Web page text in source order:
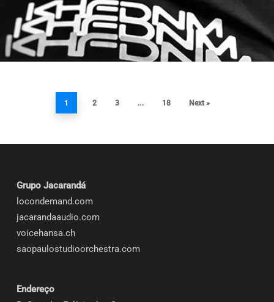
1 2 3 … 18 Next »
Grupo Jacarandá
locondemand.com
jacarandaaudio.com
voicehansa.ch
saopaulostudioorchestra.com
Endereço